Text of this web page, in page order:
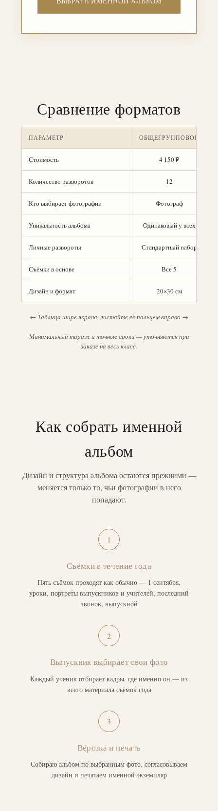
Сравнение форматов
ПАРАМЕТР ОБЩЕГРУППОВОЙ
Стоимость 4 150 ₽
Количество разворотов 12
Кто выбирает фотографии Фотограф
Уникальность альбома Одинаковый у всех
Личные развороты Стандартный набор
Съёмки в основе Все 5
Дизайн и формат 20×30 см
← Таблица шире экрана, листайте её пальцем вправо →
Минимальный тираж и точные сроки — уточняются при
заказе на весь класс.
Как собрать именной
альбом
Дизайн и структура альбома остаются прежними —
меняется только то, чьи фотографии в него
попадают.
1
Съёмки в течение года
Пять съёмок проходят как обычно — 1 сентября,
уроки, портреты выпускников и учителей, последний
звонок, выпускной
2
Выпускник выбирает свои фото
Каждый ученик отбирает кадры, где именно он — из
всего материала съёмок года
3
Вёрстка и печать
Собираю альбом по выбранным фото, согласовываем
дизайн и печатаем именной экземпляр